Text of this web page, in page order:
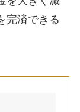
完済できる